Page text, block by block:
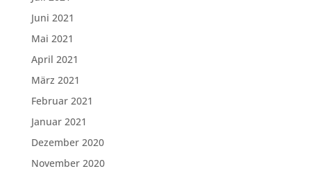
Juni 2021
Mai 2021
April 2021
März 2021
Februar 2021
Januar 2021
Dezember 2020
November 2020